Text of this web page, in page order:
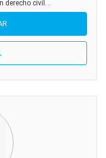
derecho civil. .